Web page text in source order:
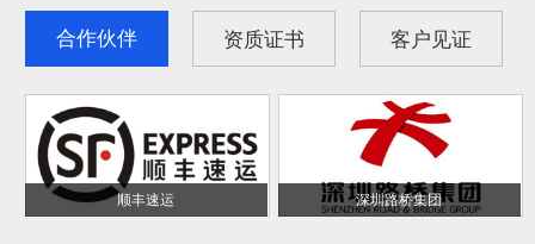
合作伙伴 资质证书 客户见证
顺丰速运 深圳路桥集团